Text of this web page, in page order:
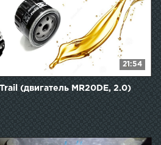
21:54
(двигатель MR20DE, 2.0)